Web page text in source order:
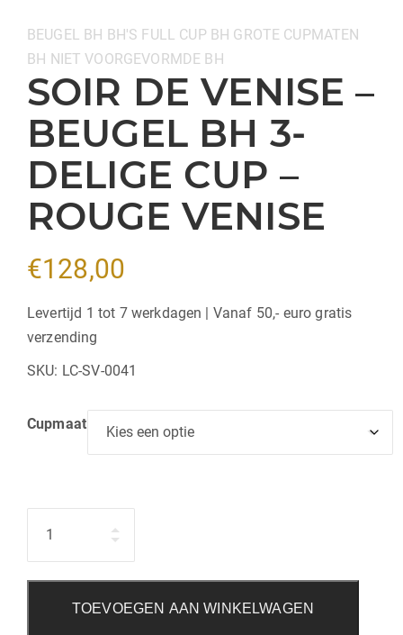
Categorieën:
BEUGEL BH BH'S FULL CUP BH GROTE CUPMATEN
BH NIET VOORGEVORMDE BH
SOIR DE VENISE –
BEUGEL BH 3-
DELIGE CUP –
ROUGE VENISE
€128,00
Levertijd 1 tot 7 werkdagen | Vanaf 50,- euro gratis
verzending
SKU: LC-SV-0041
Cupmaat
TOEVOEGEN AAN WINKELWAGEN